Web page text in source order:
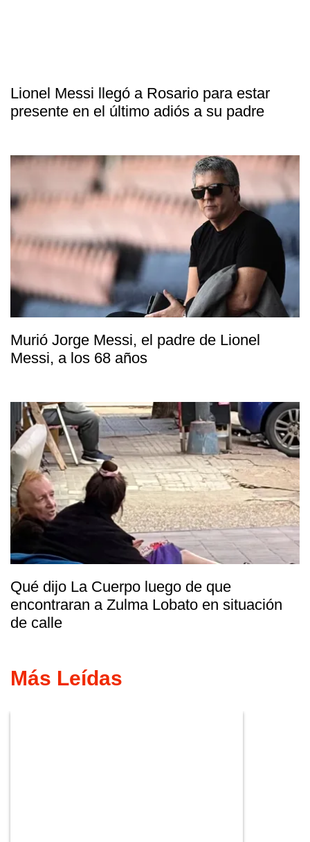
Lionel Messi llegó a Rosario para estar
presente en el último adiós a su padre
Murió Jorge Messi, el padre de Lionel
Messi, a los 68 años
Qué dijo La Cuerpo luego de que
encontraran a Zulma Lobato en situación
de calle
Más Leídas